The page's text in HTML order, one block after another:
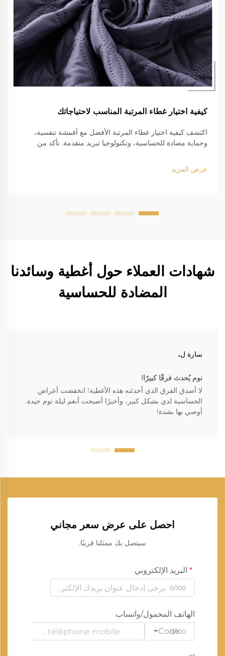
كيفية اختيار غطاء المرتبة المناسب لاحتياجاتك
اكتشف كيفية اختيار غطاء المرتبة الأفضل مع أقمشة تنفسية،
وحماية مضادة للحساسية، وتكنولوجيا تبريد متقدمة. تأكد من
عرض المزيد
شهادات العملاء حول أغطية وسائدنا
المضادة للحساسية
سارة ل.
نوم يُحدث فرقًا كبيرًا!
لا أصدق الفرق الذي أحدثته هذه الأغطية! انخفضت أعراض
الحساسية لدي بشكل كبير، وأخيرًا أصبحت أنعم ليلة نوم جيدة.
أوصي بها بشدة!
احصل على عرض سعر مجاني
سيتصل بك ممثلنا قريبًا.
البريد الإلكتروني
0/100
الهاتف المحمول/واتساب
Code
0/100